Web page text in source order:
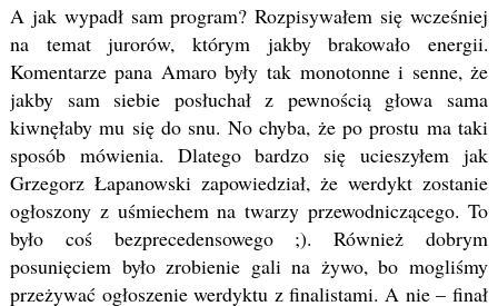
A jak wypadł sam program? Rozpisywałem się wcześniej
na temat jurorów, którym jakby brakowało energii.
Komentarze pana Amaro były tak monotonne i senne, że
jakby sam siebie posłuchał z pewnością głowa sama
kiwnęłaby mu się do snu. No chyba, że po prostu ma taki
sposób mówienia. Dlatego bardzo się ucieszyłem jak
Grzegorz Łapanowski zapowiedział, że werdykt zostanie
ogłoszony z uśmiechem na twarzy przewodniczącego. To
było coś bezprecedensowego ;). Również dobrym
posunięciem było zrobienie gali na żywo, bo mogliśmy
przeżywać ogłoszenie werdyktu z finalistami. A nie – finał